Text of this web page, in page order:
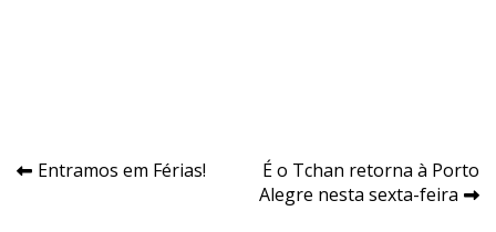
Navegação
Entramos em Férias!
É o Tchan retorna à Porto
Alegre nesta sexta-feira